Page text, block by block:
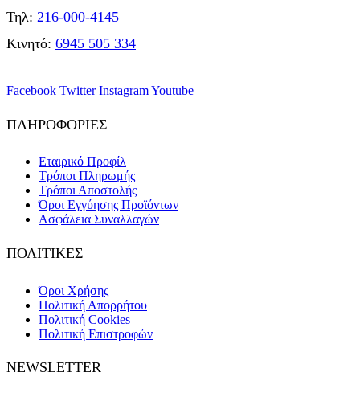
Τηλ: 216-000-4145
Κινητό: 6945 505 334
Facebook Twitter InstagramYoutube
ΠΛΗΡΟΦΟΡΙΕΣ
Εταιρικό Προφίλ
Τρόποι Πληρωμής
Τρόποι Αποστολής
Όροι Εγγύησης Προϊόντων
Ασφάλεια Συναλλαγών
ΠΟΛΙΤΙΚΕΣ
Όροι Χρήσης
Πολιτική Απορρήτου
Πολιτική Cookies
Πολιτική Επιστροφών
NEWSLETTER